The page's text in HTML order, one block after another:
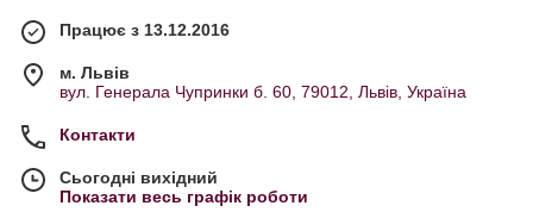
Працює з 13.12.2016
м. Львів
вул. Генерала Чупринки б. 60, 79012, Львів, Україна
Контакти
Сьогодні вихідний
Показати весь графік роботи